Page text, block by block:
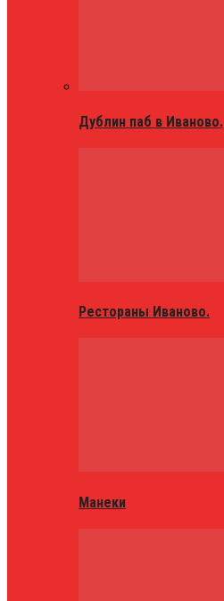
Дублин паб в Иваново.
Рестораны Иваново.
Манеки